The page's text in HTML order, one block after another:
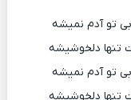
تو آدم نمیشه
تنها دلخوشیشه
تو آدم نمیشه
تنها دلخوشیشه